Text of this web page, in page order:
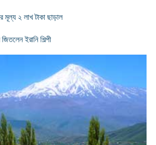
মূল্য ২ লাখ টাকা ছাড়াল
ইরানি শিল্পী